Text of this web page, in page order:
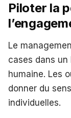
Piloter la
Le
cases dans un
humaine. Les
donner du
individuelles.